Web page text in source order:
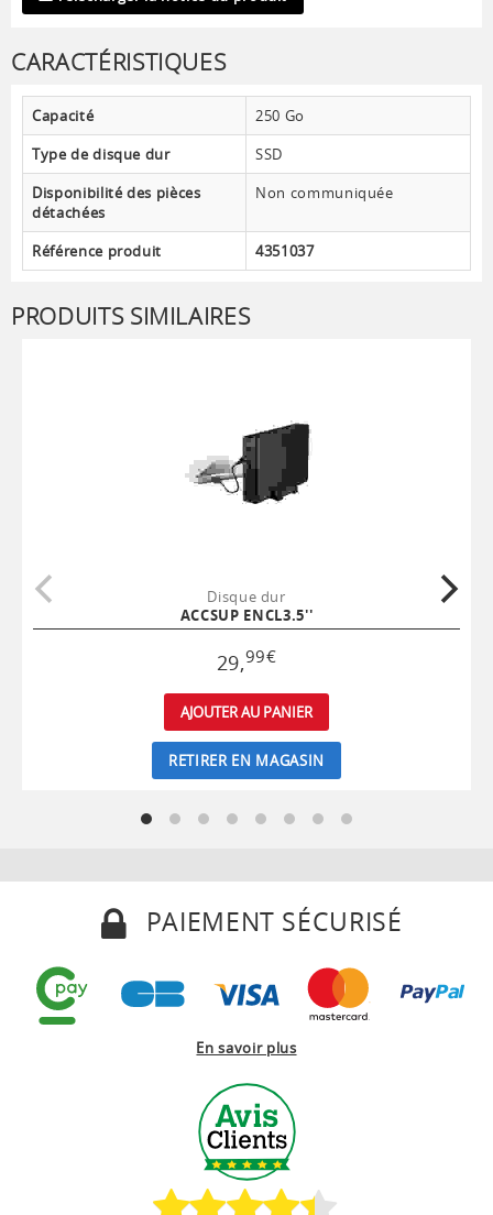
CARACTÉRISTIQUES
Capacité
250 Go
Type de disque dur
SSD
Disponibilité des pièces
détachées
Non communiquée
Référence produit 4351037
PRODUITS SIMILAIRES
Disque dur
ACCSUP ENCL3.5''
29,99€
AJOUTER AU PANIER
RETIRER EN MAGASIN
PAIEMENT SÉCURISÉ
En savoir plus